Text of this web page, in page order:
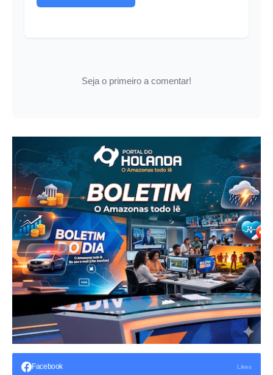
Seja o primeiro a comentar!
Facebook Likes